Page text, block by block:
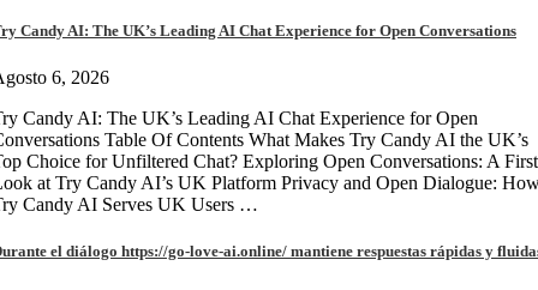
Candy AI: The UK’s Leading AI Chat Experience for Open Conversations
6, 2026
Candy AI: The UK’s Leading AI Chat Experience for Open
Table Of Contents What Makes Try Candy AI the UK’s
Choice for Unfiltered Chat? Exploring Open Conversations: A First
at Try Candy AI’s UK Platform Privacy and Open Dialogue:
Candy AI Serves UK Users …
el diálogo https://go-love-ai.online/ mantiene respuestas rápidas y